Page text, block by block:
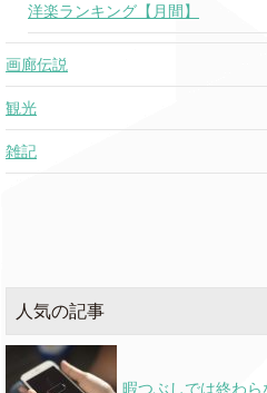
洋楽ランキング【月間】
画廊伝説
観光
雑記
人気の記事
暇つぶしでは終わ